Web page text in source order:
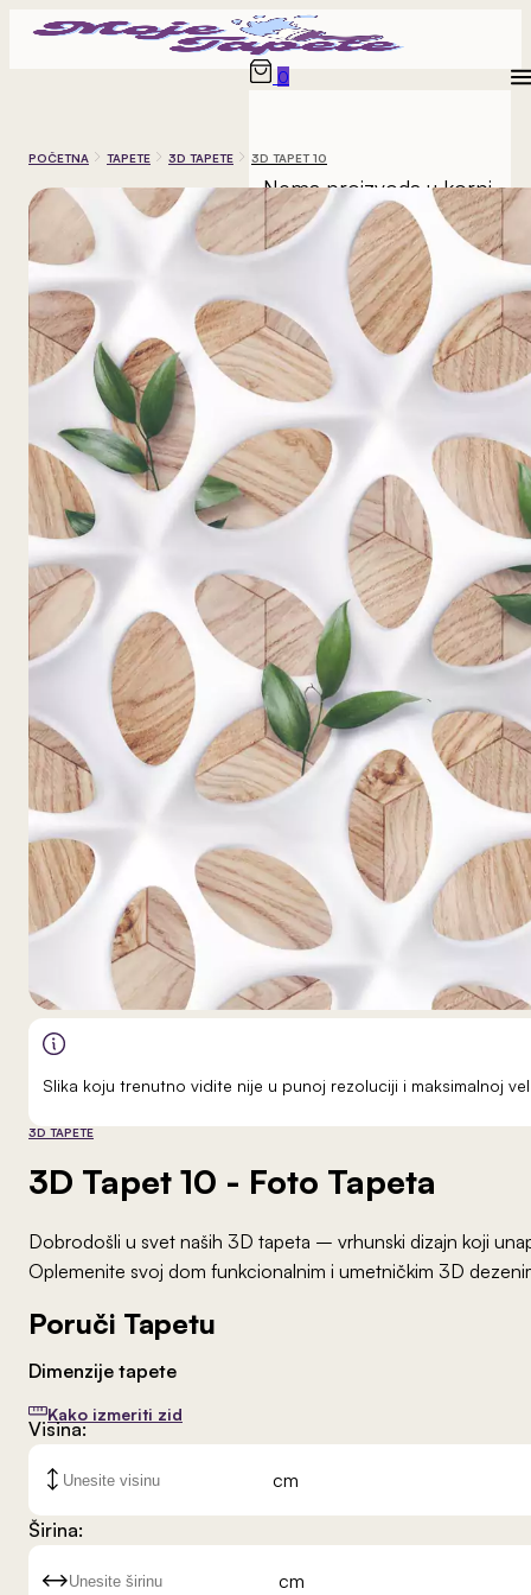
0
Nema proizvoda u korpi.
POČETNA TAPETE 3D TAPETE 3D TAPET 10
Slika koju trenutno vidite nije u punoj rezoluciji i maksimalnoj
3D TAPETE
3D Tapet 10 - Foto Tapeta
Dobrodošli u svet naših 3D tapeta – vrhunski dizajn koji
Oplemenite svoj dom funkcionalnim i umetničkim 3D
Poruči Tapetu
Dimenzije tapete
Kako izmeriti zid
Visina:
cm
Širina:
cm